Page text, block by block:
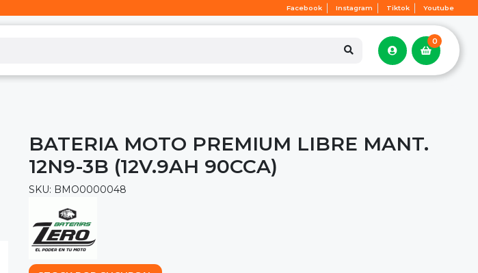
Facebook Instagram Tiktok Youtube
0
BATERIA MOTO PREMIUM LIBRE MANT.
12N9-3B (12V.9AH 90CCA)
SKU: BMO0000048